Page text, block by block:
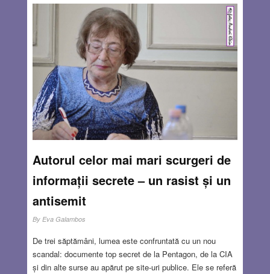
Autorul celor mai mari scurgeri de
informații secrete – un rasist și un
antisemit
By Eva Galambos
De trei săptămâni, lumea este confruntată cu un nou
scandal: documente top secret de la Pentagon, de la CIA
și din alte surse au apărut pe site-uri publice. Ele se referă